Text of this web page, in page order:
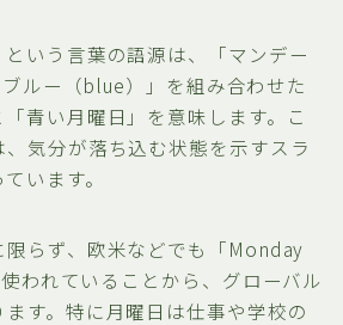
という言葉の語源は、「マンデー
ブルー（blue）」を組み合わせた
青い月曜日」を意味します。こ
気分が落ち込む状態を示すスラ
います。
限らず、欧米などでも「Monday
われていることから、グローバル
す。特に月曜日は仕事や学校の